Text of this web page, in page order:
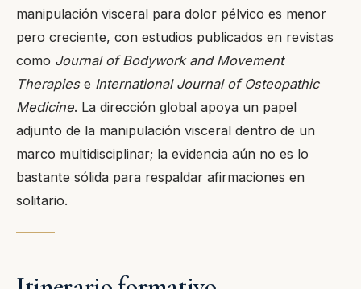
manipulación visceral para dolor pélvico es menor
pero creciente, con estudios publicados en revistas
como Journal of Bodywork and Movement
Therapiese International Journal of Osteopathic
Medicine. La dirección global apoya un papel
adjunto de la manipulación visceral dentro de un
marco multidisciplinar; la evidencia aún no es lo
bastante sólida para respaldar afirmaciones en
solitario.